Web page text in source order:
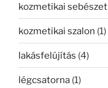
kozmetikai sebészet
kozmetikai szalon (1)
lakásfelújítás (4)
légcsatorna (1)